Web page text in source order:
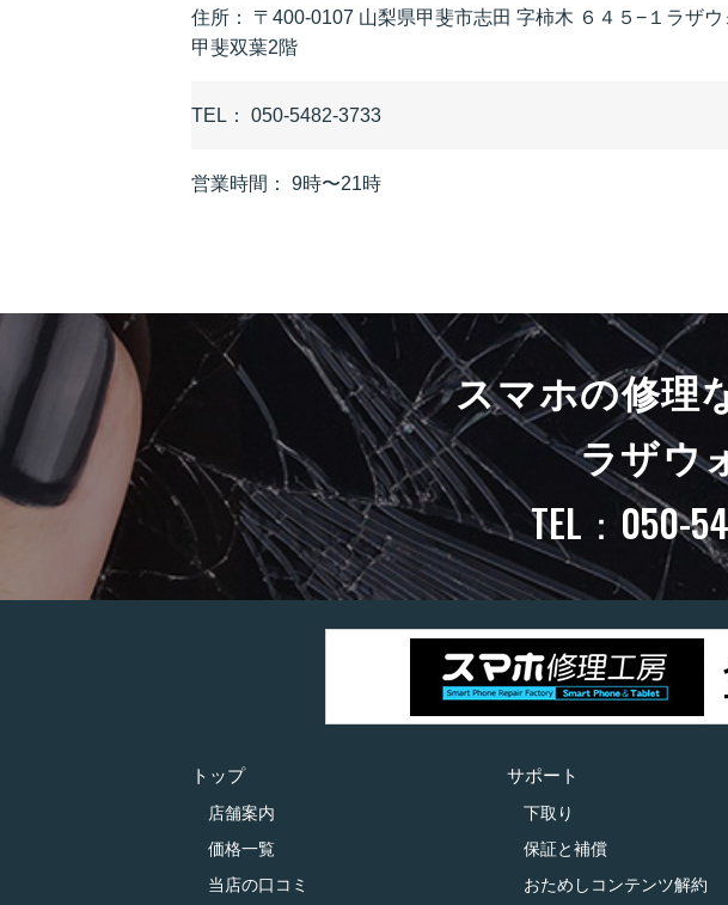
住所：
〒400-0107 山梨県甲斐市志田 字柿木 ６４５−１ラザウ
甲斐双葉2階
TEL： 050-5482-3733
営業時間： 9時〜21時
スマホの修理
ラザウ
TEL：050-
トップ
店舗案内
価格一覧
当店の口コミ
サポート
下取り
保証と補償
おためしコンテンツ解約